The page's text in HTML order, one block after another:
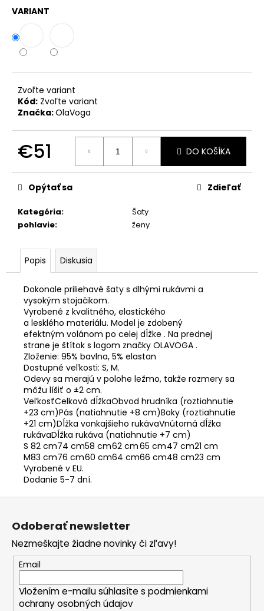
VARIANT
Zvoľte variant
Kód: Zvoľte variant
Značka:OlaVoga
€51 DO KOŠÍKA
Kategória:
Šaty
pohlavie: ženy
Opýtať sa Zdieľať
Popis Diskusia
Dokonale priliehavé šaty s dlhými rukávmi a
vysokým stojačikom.
Vyrobené z kvalitného, elastického
a lesklého materiálu. Model je zdobený
efektným volánom po celej dĺžke . Na prednej
strane je štítok s logom značky OLAVOGA .
Zloženie: 95% bavlna, 5% elastan
Dostupné veľkosti: S, M.
Odevy sa merajú v polohe ležmo, takže rozmery sa
môžu líšiť o ±2 cm.
VeľkosťCelková dĺžkaObvod hrudníka (roztiahnutie
+23 cm)Pás (natiahnutie +8 cm)Boky (roztiahnutie
+21 cm)Dĺžka vonkajšieho rukávaVnútorná dĺžka
rukávaDĺžka rukáva (natiahnutie +7 cm)
S 82 cm74 cm58 cm62 cm65 cm47 cm21 cm
M83 cm76 cm60 cm64 cm66 cm48 cm23 cm
Vyrobené v EU.
Dodanie 5-7 dní.
a
m
e
ZAVINOVACIE
NOHAVICE
MARY
ČIERNA
PREMIUM
€39
Odoberať newsletter
Nezmeškajte žiadne novinky či zľavy!
Email
Vložením e-mailu súhlasíte s podmienkami
ochrany osobných údajov